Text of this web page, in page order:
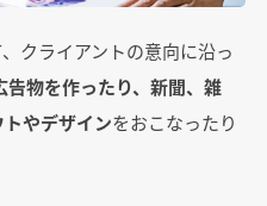
クライアントの意向に沿っ
物を作ったり、新聞、雑
やデザインをおこなったり